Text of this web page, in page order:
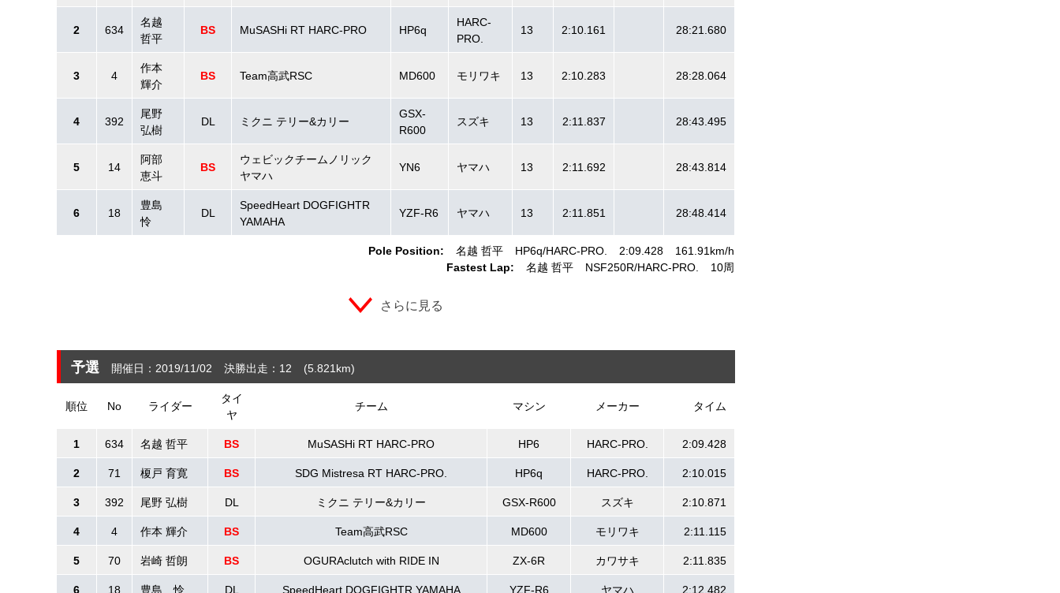
Pole Position: 名越 哲平 HP6q HARC-PRO. 2:09.428
161.91km/h
Fastest Lap:
名越 哲平 NSF250R HARC-PRO. 10周
2 634
名越
哲平
BS MuSASHi RT HARC-PRO HP6q
HARC-
PRO.
13 2:10.161 28:21.680
3 4
作本
輝介
BS Team高武RSC MD600 モリワキ 13 2:10.283 28:28.064
4 392
尾野
弘樹
DL ミクニ テリー&カリー
GSX-
R600
スズキ 13 2:11.837 28:43.495
5 14
阿部
恵斗
BS
ウェビックチームノリック
ヤマハ
YN6 ヤマハ 13 2:11.692 28:43.814
6 18
豊島
怜
DL
SpeedHeart DOGFIGHTR
YAMAHA
YZF-R6 ヤマハ 13 2:11.851 28:48.414
さらに見る
予選 開催日：2019/11/02 決勝出走：12 (5.821 km)
順位 No ライダー
タイ
ヤ
チーム マシン メーカー タイム
1 634 名越 哲平 BS MuSASHi RT HARC-PRO HP6 HARC-PRO. 2:09.428
2 71 榎戸 育寛 BS SDG Mistresa RT HARC-PRO. HP6q HARC-PRO. 2:10.015
3 392 尾野 弘樹 DL ミクニ テリー&カリー GSX-R600 スズキ 2:10.871
4 4 作本 輝介 BS Team高武RSC MD600 モリワキ 2:11.115
5 70 岩崎 哲朗 BS OGURAclutch with RIDE IN ZX-6R カワサキ 2:11.835
6 18 豊島 怜 DL SpeedHeart DOGFIGHTR YAMAHA YZF-R6 ヤマハ 2:12.482